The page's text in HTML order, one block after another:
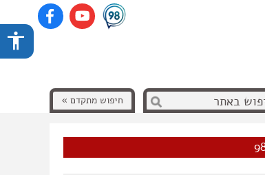
חיפוש מתקדם »